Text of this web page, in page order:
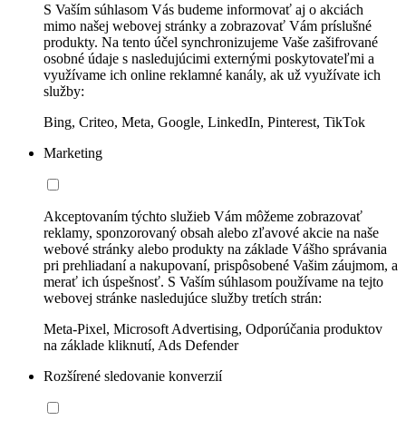
S Vaším súhlasom Vás budeme informovať aj o akciách
mimo našej webovej stránky a zobrazovať Vám príslušné
produkty. Na tento účel synchronizujeme Vaše zašifrované
osobné údaje s nasledujúcimi externými poskytovateľmi a
využívame ich online reklamné kanály, ak už využívate ich
služby:
Bing, Criteo, Meta, Google, LinkedIn, Pinterest, TikTok
Marketing
Akceptovaním týchto služieb Vám môžeme zobrazovať
reklamy, sponzorovaný obsah alebo zľavové akcie na naše
webové stránky alebo produkty na základe Vášho správania
pri prehliadaní a nakupovaní, prispôsobené Vašim záujmom, a
merať ich úspešnosť. S Vaším súhlasom používame na tejto
webovej stránke nasledujúce služby tretích strán:
Meta-Pixel, Microsoft Advertising, Odporúčania produktov
na základe kliknutí, Ads Defender
Rozšírené sledovanie konverzií